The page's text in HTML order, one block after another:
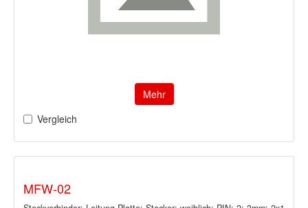
Mehr
Vergleich
MFW-02